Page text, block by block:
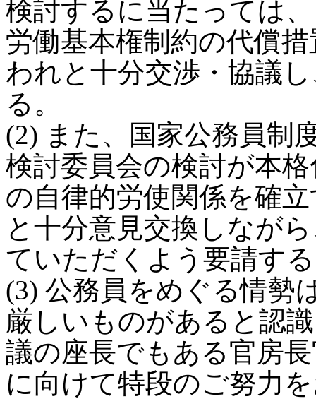
検討するに当たっては
労働基本権制約の代償
われと十分交渉・協議
る。
(2) また、国家公務員制
検討委員会の検討が本
の自律的労使関係を確
と十分意見交換しなが
ていただくよう要請す
(3) 公務員をめぐる情勢
厳しいものがあると認
議の座長でもある官房
に向けて特段のご努力